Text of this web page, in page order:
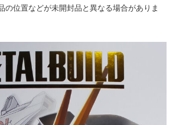
の位置などが未開封品と異なる場合がありま